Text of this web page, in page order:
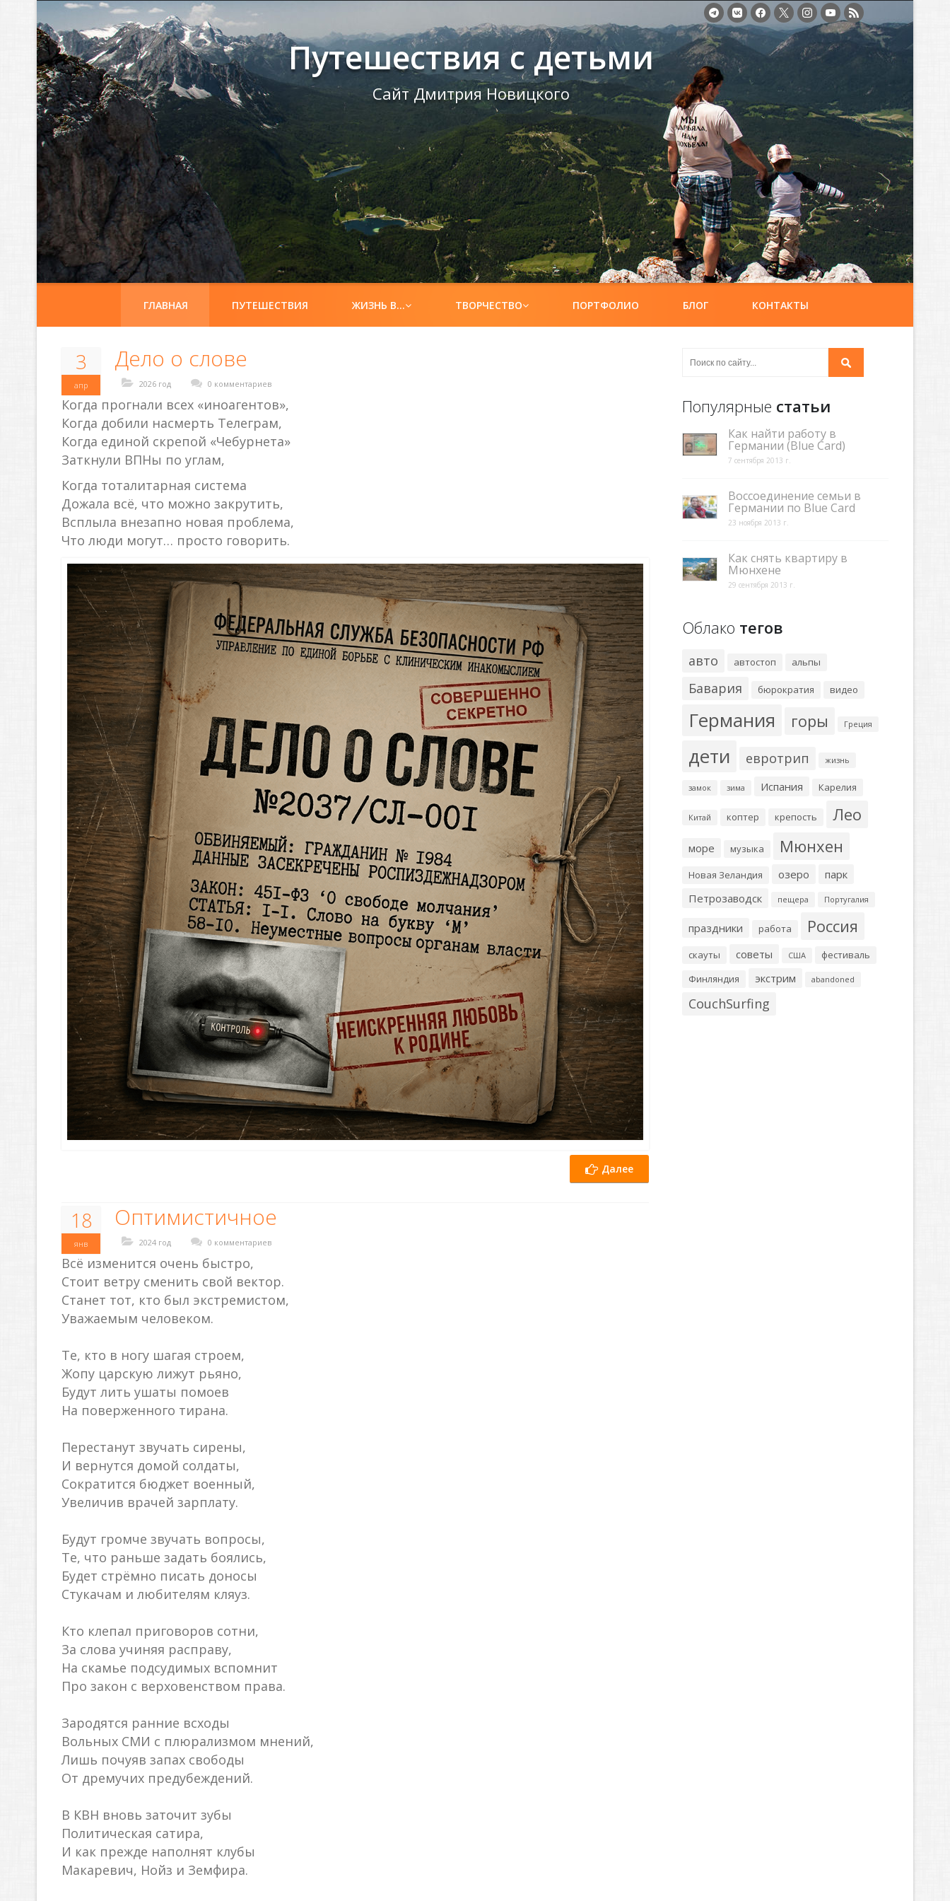
Путешествия с детьми
Сайт Дмитрия Новицкого
ГЛАВНАЯ ПУТЕШЕСТВИЯ ЖИЗНЬ В… ТВОРЧЕСТВО ПОРТФОЛИО БЛОГ КОНТАКТЫ
3
апр
Дело о слове
2026 год 0 комментариев
Когда прогнали всех «иноагентов»,
Когда добили насмерть Телеграм,
Когда единой скрепой «Чебурнета»
Заткнули ВПНы по углам,
Когда тоталитарная система
Дожала всё, что можно закрутить,
Всплыла внезапно новая проблема,
Что люди могут… просто говорить.
Далее
18
янв
Оптимистичное
2024 год 0 комментариев
Всё изменится очень быстро,
Стоит ветру сменить свой вектор.
Станет тот, кто был экстремистом,
Уважаемым человеком.
Те, кто в ногу шагая строем,
Жопу царскую лижут рьяно,
Будут лить ушаты помоев
На поверженного тирана.
Перестанут звучать сирены,
И вернутся домой солдаты,
Сократится бюджет военный,
Увеличив врачей зарплату.
Будут громче звучать вопросы,
Те, что раньше задать боялись,
Будет стрёмно писать доносы
Стукачам и любителям кляуз.
Кто клепал приговоров сотни,
За слова учиняя расправу,
На скамье подсудимых вспомнит
Про закон с верховенством права.
Зародятся ранние всходы
Вольных СМИ с плюрализмом мнений,
Лишь почуяв запах свободы
От дремучих предубеждений.
В КВН вновь заточит зубы
Политическая сатира,
И как прежде наполнят клубы
Макаревич, Нойз и Земфира.
Популярные статьи
Как найти работу в
Германии (Blue Card)
7 сентября 2013 г.
Воссоединение семьи в
Германии по Blue Card
23 ноября 2013 г.
Как снять квартиру в
Мюнхене
29 сентября 2013 г.
Облако тегов
авто автостоп альпы
Бавария бюрократия видео
Германия горы Греция
дети евротрип жизнь
замок зима Испания Карелия
Китай коптер крепость Лео
море музыка Мюнхен
Новая Зеландия озеро
парк
Петрозаводск
пещера Португалия
праздники работа Россия
скауты советы США
фестиваль
Финляндия
экстрим abandoned
CouchSurfing